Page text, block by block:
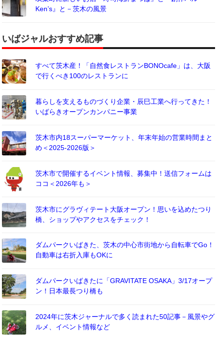
Ken’s』と－茨木の風景
いばジャルおすすめ記事
すべて茨木産！「自然食レストランBONOcafe」は、大阪
で行くべき100のレストランに
暮らしを支えるものづくり企業・辰巳工業へ行ってきた！
いばらきオープンカンパニー事業
茨木市内18スーパーマーケット、年末年始の営業時間まと
め＜2025-2026版＞
茨木市で開催するイベント情報、募集中！送信フォームは
ココ＜2026年も＞
茨木市にグラヴィテート大阪オープン！思いを込めたつり
橋、ショップやアクセスをチェック！
ダムパークいばきた、茨木の中心市街地から自転車でGo！
自動車は右折入庫もOKに
ダムパークいばきたに「GRAVITATE OSAKA」3/17オープ
ン！日本最長つり橋も
2024年に茨木ジャーナルで多く読まれた50記事－風景やグ
ルメ、イベント情報など